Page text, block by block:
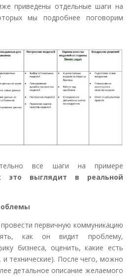
приведены отдельные шаги на
мы подробнее поговорим
все шаги на примере
это выглядит в реальной
первичную коммуникацию
как он видит проблему,
бизнеса, оценить, какие есть
технические). После чего, можно
детальное описание желаемого